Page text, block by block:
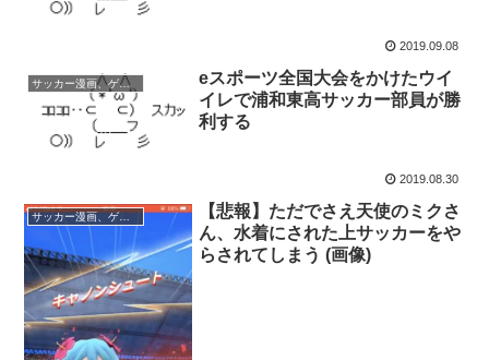
2019.09.08
サッカー漫画、ゲーム
eスポーツ全国大会をかけたウイ
イレで浦和東高サッカー部員が勝
利する
2019.08.30
サッカー漫画、ゲーム
【悲報】ただでさえ天使のミクさ
ん、水着にされた上サッカーをや
らされてしまう (画像)